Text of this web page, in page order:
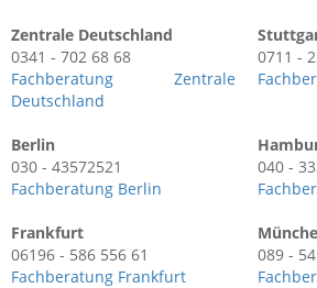
Zentrale Deutschland
0341 - 702 68 68
Fachberatung Zentrale
Deutschland
0711 -
Berlin
030 - 43572521
Fachberatung Berlin
040 -
Frankfurt
06196 - 586 556 61
Fachberatung Frankfurt
089 -